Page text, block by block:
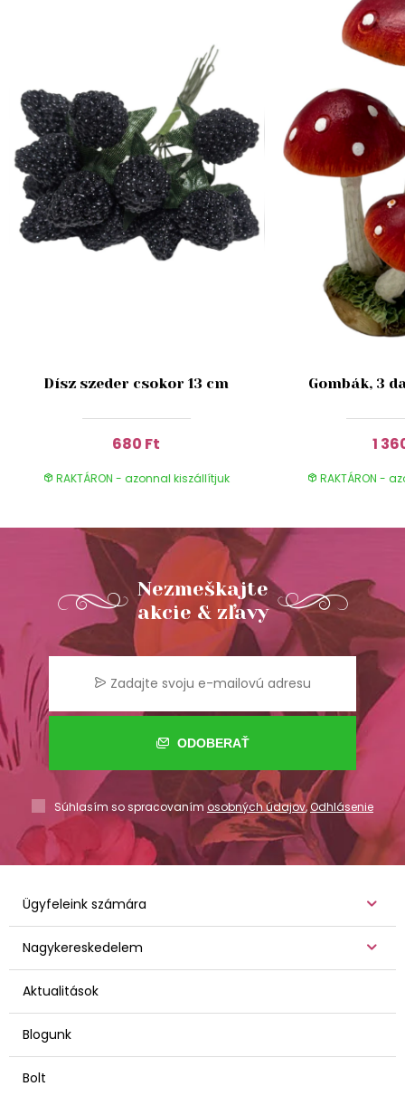
Dísz szeder csokor 13 cm
680 Ft
RAKTÁRON - azonnal kiszállítjuk
Gombák, 3
1
RAKTÁRON -
Nezmeškajte
akcie & zľavy
ODOBERAŤ
Súhlasím so spracovaním osobných údajov,Odhlásenie
Ügyfeleink számára
Nagykereskedelem
Aktualitások
Blogunk
Bolt